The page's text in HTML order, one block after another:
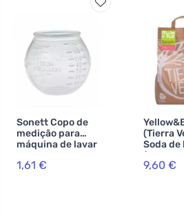
Sonett Copo de
medição para
máquina de lavar
1,61 €
(Tierra
Soda de
(saco de
para a
9,60 €